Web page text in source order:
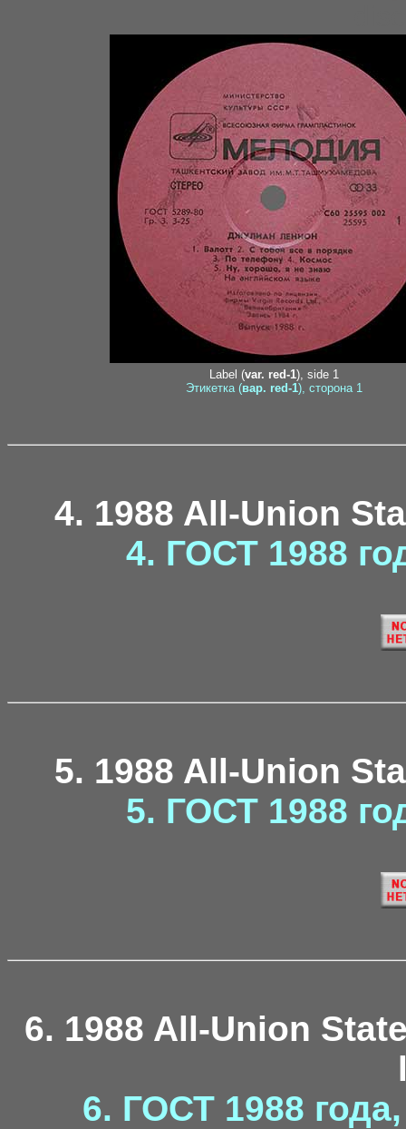
Label (var. red-1), side 1
Этикетка (вар. red-1), сторона 1
4. 1988 All-Union
4. ГОСТ 1988
5. 1988 All-Union
5. ГОСТ 1988
6. 1988 All-Union
6. ГОСТ 1988